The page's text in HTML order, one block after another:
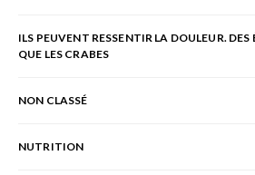
ILS PEUVENT RESSENTIR LA DOULEUR.
QUE LES CRABES
NON CLASSÉ
NUTRITION